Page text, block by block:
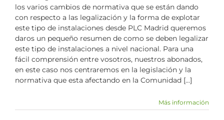
los varios cambios de normativa que se están dando
con respecto a las legalización y la forma de explotar
este tipo de instalaciones desde PLC Madrid queremos
daros un pequeño resumen de como se deben legalizar
este tipo de instalaciones a nivel nacional. Para una
fácil comprensión entre vosotros, nuestros abonados,
en este caso nos centraremos en la legislación y la
normativa que esta afectando en la Comunidad [...]
Más información